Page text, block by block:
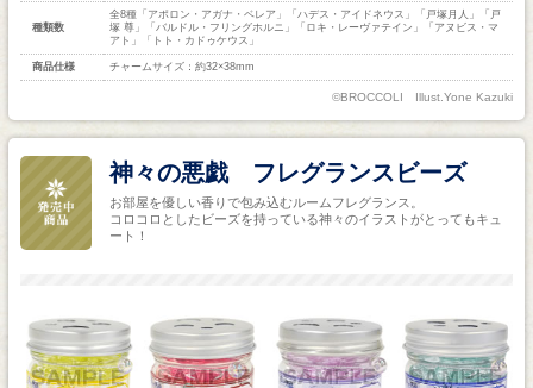
種類数
全8種「アポロン・アガナ・ベレア」「ハデス・アイドネウス」「戸塚月人」「戸
塚 尊」「バルドル・フリングホルニ」「ロキ・レーヴァテイン」「アヌビス・マ
アト」「トト・カドゥケウス」
商品仕様 チャームサイズ：約32×38mm
©BROCCOLI Illust.Yone Kazuki
神々の悪戯 フレグランスビーズ
お部屋を優しい香りで包み込むルームフレグランス。
コロコロとしたビーズを持っている神々のイラストがとってもキュ
ート！